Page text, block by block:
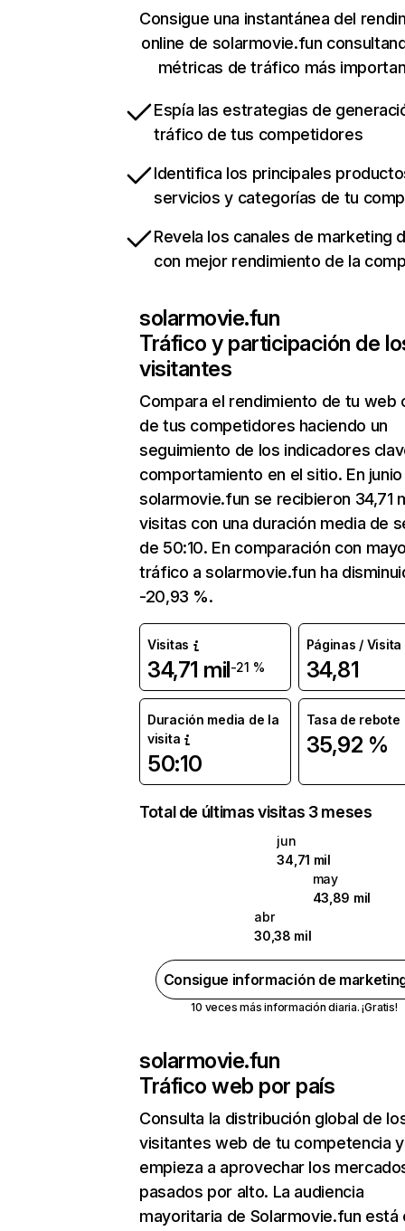
Consigue una instantánea del
online de solarmovie.fun
métricas de tráfico más
Espía las estrategias de
tráfico de tus competidores
Identifica los principales
servicios y categorías de tu
Revela los canales de marketing
con mejor rendimiento de la
solarmovie.fun
Tráfico y participación de
visitantes
Compara el rendimiento de tu web
de tus competidores haciendo un
seguimiento de los indicadores
comportamiento en el sitio. En junio
solarmovie.fun se recibieron 34,71
visitas con una duración media de
de 50:10. En comparación con
tráfico a solarmovie.fun ha
-20,93 %.
Visitas
34,71 mil-21 %
Páginas / Visita
34,81
Duración media de la
visita
50:10
Tasa de rebote
35,92 %
Total de últimas visitas 3 meses
jun
34,71 mil
may
43,89 mil
abr
30,38 mil
Consigue información de
10 veces más información diaria. ¡Gratis!
solarmovie.fun
Tráfico web por país
Consulta la distribución global de
visitantes web de tu competencia y
empieza a aprovechar los
pasados por alto. La audiencia
mayoritaria de Solarmovie.fun está